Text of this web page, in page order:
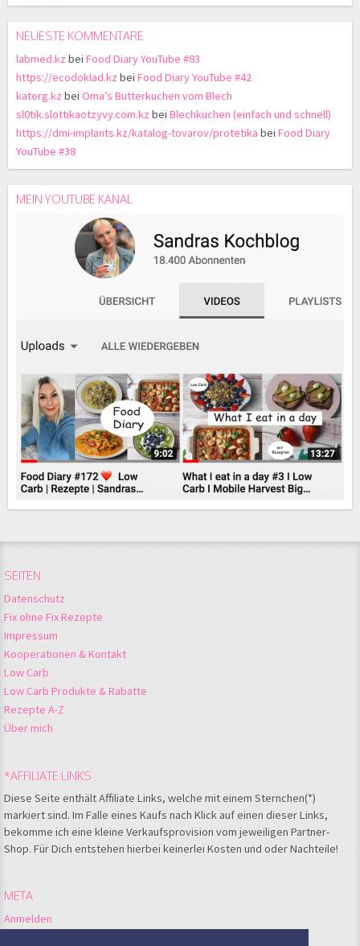
NEUESTE KOMMENTARE
labmed.kz bei Food Diary YouTube #83
https://ecodoklad.kz bei Food Diary YouTube #42
katorg.kz bei Oma’s Butterkuchen vom Blech
sl0tik.slottikaotzyvy.com.kz bei Blechkuchen (einfach und schnell)
https://dmi-implants.kz/katalog-tovarov/protetika bei Food Diary
YouTube #38
MEIN YOUTUBE KANAL
SEITEN
Datenschutz
Fix ohne Fix Rezepte
Impressum
Kooperationen & Kontakt
Low Carb
Low Carb Produkte & Rabatte
Rezepte A-Z
Über mich
*AFFILIATE LINKS
Diese Seite enthält Affiliate Links, welche mit einem Sternchen(*)
markiert sind. Im Falle eines Kaufs nach Klick auf einen dieser Links,
bekomme ich eine kleine Verkaufsprovision vom jeweiligen Partner-
Shop. Für Dich entstehen hierbei keinerlei Kosten und oder Nachteile!
META
Anmelden